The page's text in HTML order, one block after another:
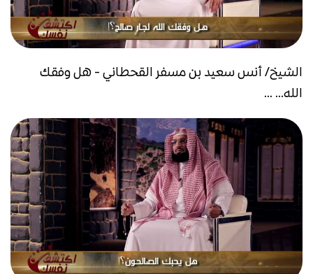
الشيخ/ أنس سعيد بن مسفر القحطاني - هل وفقك
الله... ...